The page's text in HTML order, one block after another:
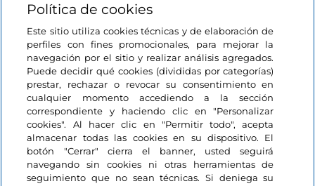
Enlaces útiles
Acceso
Estamos en contacto
Política de cookies
Este sitio utiliza cookies técnicas y de elaboración de
perfiles con fines promocionales, para mejorar la
navegación por el sitio y realizar análisis agregados.
Puede decidir qué cookies (divididas por categorías)
prestar, rechazar o revocar su consentimiento en
cualquier momento accediendo a la sección
correspondiente y haciendo clic en "Personalizar
cookies". Al hacer clic en "Permitir todo", acepta
almacenar todas las cookies en su dispositivo. El
botón "Cerrar" cierra el banner, usted seguirá
navegando sin cookies ni otras herramientas de
seguimiento que no sean técnicas. Si deniega su